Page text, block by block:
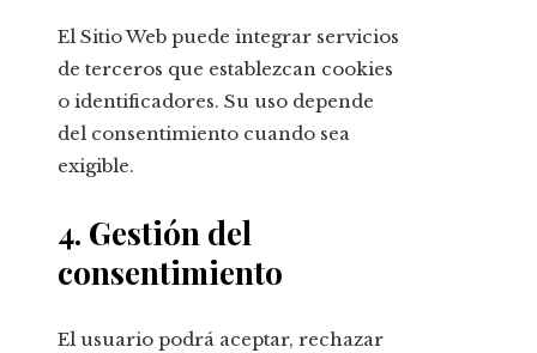
El Sitio Web puede integrar servicios
de terceros que establezcan cookies
o identificadores. Su uso depende
del consentimiento cuando sea
exigible.
4. Gestión del
consentimiento
El usuario podrá aceptar, rechazar